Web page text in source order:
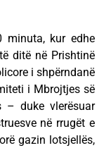
minuta, kur edhe
ditë në Prishtinë
i shpërndanë
i Mbrojtjes së
– duke vlerësuar
në rrugët e
gazin lotsjellës,